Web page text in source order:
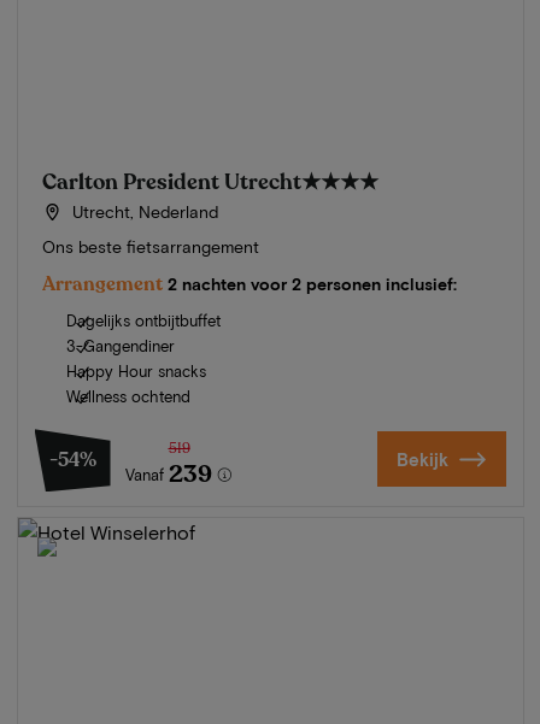
Carlton President Utrecht★★★★
Utrecht, Nederland
Ons beste fietsarrangement
Arrangement 2 nachten voor 2 personen inclusief:
Dagelijks ontbijtbuffet
3-Gangendiner
Happy Hour snacks
Wellness ochtend
-54%
Vanaf
519
239 Bekijk